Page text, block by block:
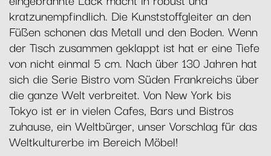
kratzunempfindlich. Die Kunststoffgleiter an den
Füßen schonen das Metall und den Boden. Wenn
der Tisch zusammen geklappt ist hat er eine Tiefe
von nicht einmal 5 cm. Nach über 130 Jahren hat
sich die Serie Bistro vom Süden Frankreichs über
die ganze Welt verbreitet. Von New York bis
Tokyo ist er in vielen Cafes, Bars und Bistros
zuhause, ein Weltbürger, unser Vorschlag für das
Weltkulturerbe im Bereich Möbel!